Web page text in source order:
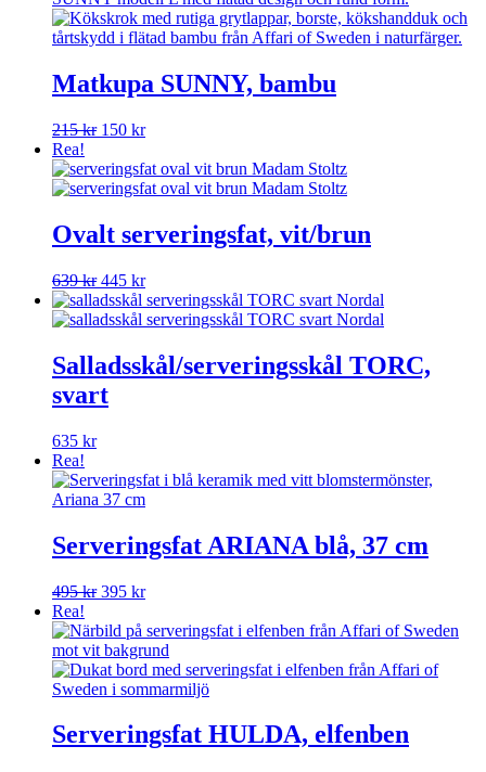
Matkupa SUNNY, bambu
215kr Det
priset
var:
150 krDet
priset
är:
Rea!
Ovalt serveringsfat, vit/brun
639kr Det
ursprungliga
priset
639 kr.
445 krDet
nuvarande
priset
445 kr.
Salladsskål/serveringsskål TORC,
svart
635 kr
Rea!
Serveringsfat ARIANA blå, 37 cm
495kr Det
priset
var:
495 kr.
395 krDet
priset
är:
395 kr.
Rea!
Serveringsfat HULDA, elfenben